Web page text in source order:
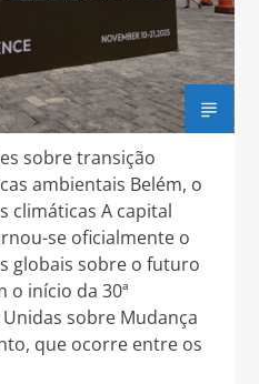
sobre transição
ambientais Belém, o
climáticas A capital
se oficialmente o
globais sobre o futuro
o início da 30ª
sobre Mudança
que ocorre entre os